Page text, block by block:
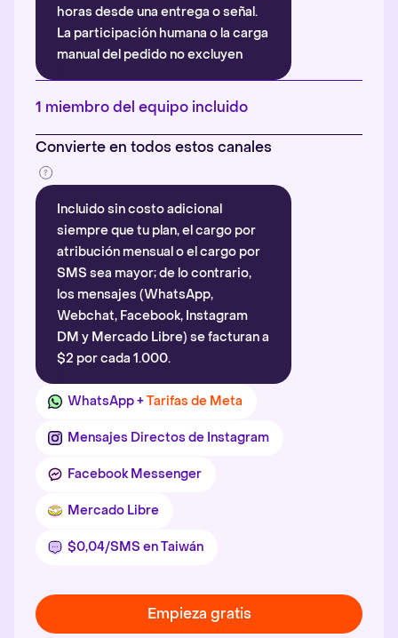
horas desde una entrega o señal.
La participación humana o la carga
manual del pedido no excluyen
automáticamente la atribución.
Más información
1 miembro del equipo incluido
Convierte en todos estos canales
Incluido sin costo adicional
siempre que tu plan, el cargo por
atribución mensual o el cargo por
SMS sea mayor; de lo contrario,
los mensajes (WhatsApp,
Webchat, Facebook, Instagram
DM y Mercado Libre) se facturan a
$2 por cada 1.000.
WhatsApp +Tarifas de Meta
Mensajes Directos de Instagram
Facebook Messenger
Mercado Libre
$0,04/SMS en Taiwán
Empieza gratis